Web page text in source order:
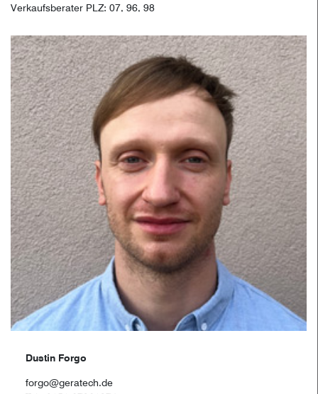
Verkaufsberater PLZ: 07, 96, 98
Dustin Forgo
forgo@geratech.de